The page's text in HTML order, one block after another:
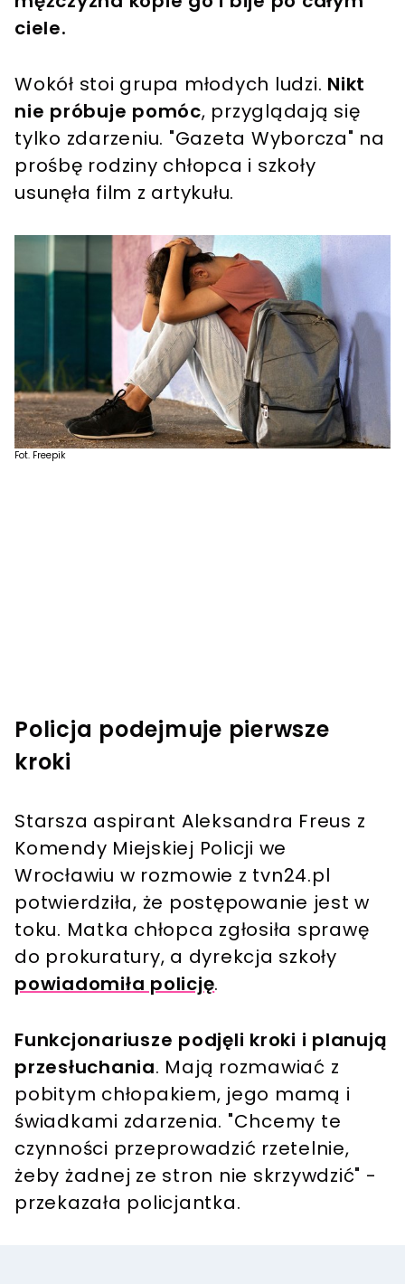
ciele.
Wokół stoi grupa młodych ludzi. Nikt
nie próbuje pomóc, przyglądają się
tylko zdarzeniu. "Gazeta Wyborcza" na
prośbę rodziny chłopca i szkoły
usunęła film z artykułu.
Fot. Freepik
Policja podejmuje pierwsze
kroki
Starsza aspirant Aleksandra Freus z
Komendy Miejskiej Policji we
Wrocławiu w rozmowie z tvn24.pl
potwierdziła, że postępowanie jest w
toku. Matka chłopca zgłosiła sprawę
do prokuratury, a dyrekcja szkoły
powiadomiła policję.
Funkcjonariusze podjęli kroki i planują
przesłuchania. Mają rozmawiać z
pobitym chłopakiem, jego mamą i
świadkami zdarzenia. "Chcemy te
czynności przeprowadzić rzetelnie,
żeby żadnej ze stron nie skrzywdzić" -
przekazała policjantka.